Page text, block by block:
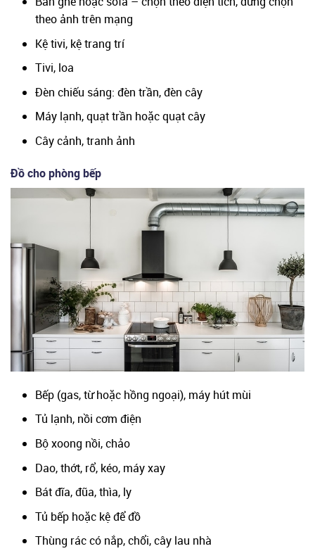
theo ảnh trên mạng
Kệ tivi, kệ trang trí
Tivi, loa
Đèn chiếu sáng: đèn trần, đèn cây
Máy lạnh, quạt trần hoặc quạt cây
Cây cảnh, tranh ảnh
Đồ cho phòng bếp
Bếp (gas, từ hoặc hồng ngoại), máy hút mùi
Tủ lạnh, nồi cơm điện
Bộ xoong nồi, chảo
Dao, thớt, rổ, kéo, máy xay
Bát đĩa, đũa, thìa, ly
Tủ bếp hoặc kệ để đồ
Thùng rác có nắp, chổi, cây lau nhà